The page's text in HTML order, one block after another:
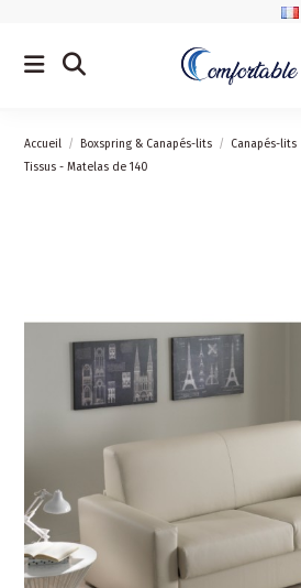
Accueil Boxspring & Canapés-lits Canapés-lits
Tissus - Matelas de 140